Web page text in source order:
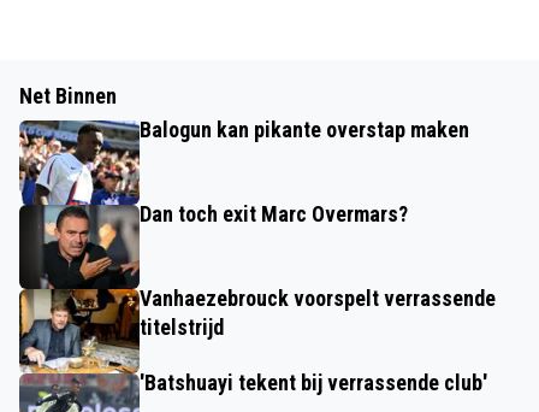
Net Binnen
Balogun kan pikante overstap maken
Dan toch exit Marc Overmars?
Vanhaezebrouck voorspelt verrassende
titelstrijd
'Batshuayi tekent bij verrassende club'